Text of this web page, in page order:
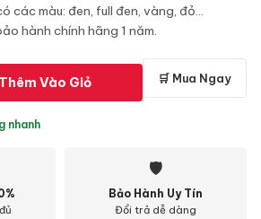
các màu: đen, full đen, vàng, đỏ...
hành chính hãng 1 năm.
Thêm Vào Giỏ 🛒 Mua Ngay
nhanh
🛡
Bảo Hành Uy Tín
Đổi trả dễ dàng